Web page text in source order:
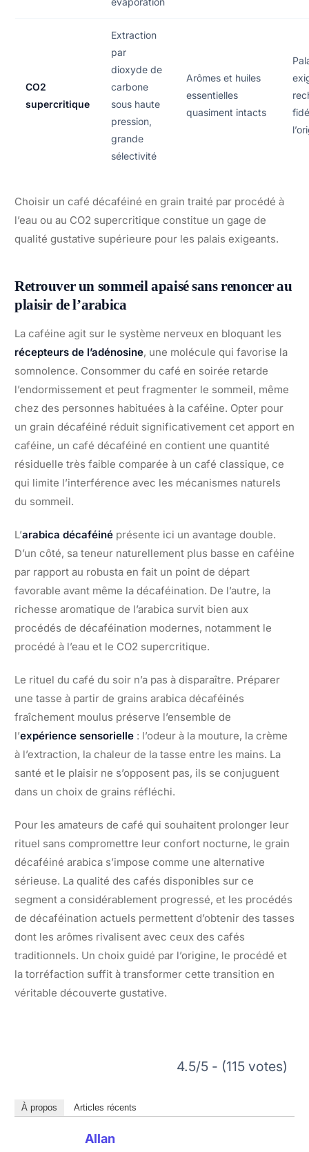
CO2
supercritique
Extraction
par
dioxyde de
carbone
sous haute
pression,
grande
sélectivité
Arômes et huiles
essentielles
quasiment intacts
Choisir un café décaféiné en grain traité par procédé à
l’eau ou au CO2 supercritique constitue un gage de
qualité gustative supérieure pour les palais exigeants.
Retrouver un sommeil apaisé sans renoncer au
plaisir de l’arabica
La caféine agit sur le système nerveux en bloquant les
récepteurs de l’adénosine, une molécule qui favorise la
somnolence. Consommer du café en soirée retarde
l’endormissement et peut fragmenter le sommeil, même
chez des personnes habituées à la caféine. Opter pour
un grain décaféiné réduit significativement cet apport en
caféine, un café décaféiné en contient une quantité
résiduelle très faible comparée à un café classique, ce
qui limite l’interférence avec les mécanismes naturels
du sommeil.
L’arabica décaféiné présente ici un avantage double.
D’un côté, sa teneur naturellement plus basse en caféine
par rapport au robusta en fait un point de départ
favorable avant même la décaféination. De l’autre, la
richesse aromatique de l’arabica survit bien aux
procédés de décaféination modernes, notamment le
procédé à l’eau et le CO2 supercritique.
Le rituel du café du soir n’a pas à disparaître. Préparer
une tasse à partir de grains arabica décaféinés
fraîchement moulus préserve l’ensemble de
l’expérience sensorielle : l’odeur à la mouture, la crème
à l’extraction, la chaleur de la tasse entre les mains. La
santé et le plaisir ne s’opposent pas, ils se conjuguent
dans un choix de grains réfléchi.
Pour les amateurs de café qui souhaitent prolonger leur
rituel sans compromettre leur confort nocturne, le grain
décaféiné arabica s’impose comme une alternative
sérieuse. La qualité des cafés disponibles sur ce
segment a considérablement progressé, et les procédés
de décaféination actuels permettent d’obtenir des tasses
dont les arômes rivalisent avec ceux des cafés
traditionnels. Un choix guidé par l’origine, le procédé et
la torréfaction suffit à transformer cette transition en
véritable découverte gustative.
4.5/5 - (115 votes)
À propos Articles récents
Allan